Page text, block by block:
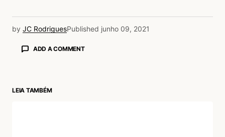
by JC RodriguesPublished junho 09, 2021
ADD A COMMENT
LEIA TAMBÉM